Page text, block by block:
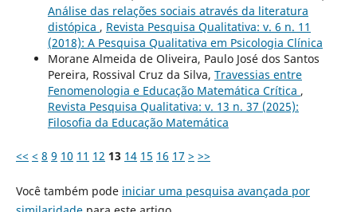
Análise das relações sociais através da literatura
distópica , Revista Pesquisa Qualitativa: v. 6 n. 11
(2018): A Pesquisa Qualitativa em Psicologia Clí­nica
Morane Almeida de Oliveira, Paulo José dos Santos
Pereira, Rossival Cruz da Silva, Travessias entre
Fenomenologia e Educação Matemática Crítica ,
Revista Pesquisa Qualitativa: v. 13 n. 37 (2025):
Filosofia da Educação Matemática
<< < 8 9 10 11 12 13 14 15 16 17 > >>
Você também pode iniciar uma pesquisa avançada por